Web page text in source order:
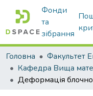
Фонди
та
зібрання
Головна